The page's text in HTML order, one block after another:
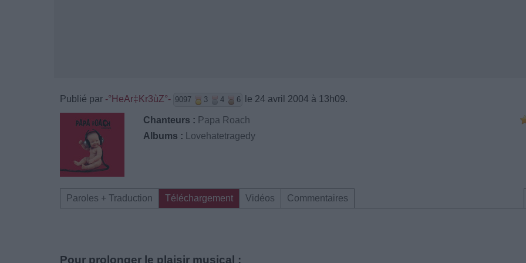
Publié par -°HeAr‡Kr3ùZ°- 9097 3 4 6 le 24 avril 2004 à 13h09.
Chanteurs : Papa Roach
Albums :
Lovehatetragedy
Paroles + Traduction Téléchargement Vidéos Commentaires
Pour prolonger le plaisir musical :